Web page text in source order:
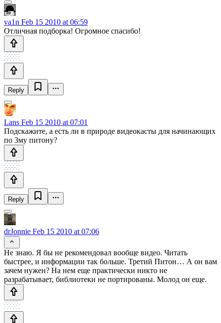
va1n Feb 15 2010 at 06:59
Отличная подборка! Огромное спасибо!
Reply
Lans Feb 15 2010 at 07:01
Подскажите, а есть ли в природе видеокасты для начинающих
по 3му питону?
Reply
drJonnie Feb 15 2010 at 07:06
Не знаю. Я бы не рекомендовал вообще видео. Читать
быстрее, и информации так больше. Третий Питон… А он вам
зачем нужен? На нем еще практически никто не
разрабатывает, библиотеки не портированы. Молод он еще.